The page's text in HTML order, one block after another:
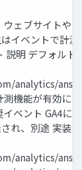
ェブサイトや
イベントで計
説明 デフォルト
analytics/
機能が有効に
ベント GA4に
れ、別途 実装
analytics/